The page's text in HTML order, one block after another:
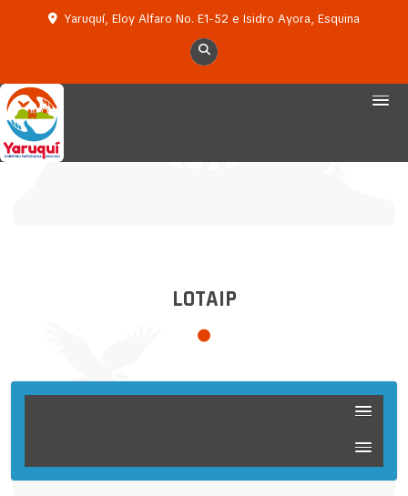
Yaruquí, Eloy Alfaro No. E1-52 e Isidro Ayora, Esquina
LOTAIP